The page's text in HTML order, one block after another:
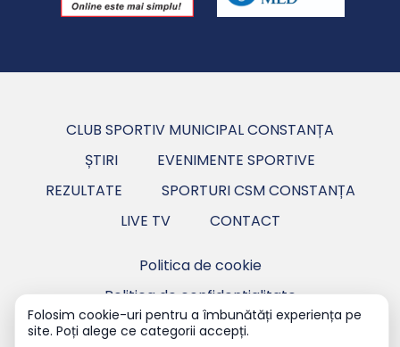
CLUB SPORTIV MUNICIPAL CONSTANȚA
ȘTIRI
EVENIMENTE SPORTIVE
REZULTATE
SPORTURI CSM CONSTANȚA
LIVE TV
CONTACT
Politica de cookie
Politica de confidentialitate
Copyright ©2026 CSM Constanța - Club Sportiv
Folosim cookie-uri pentru a îmbunătăți experiența pe
site. Poți alege ce categorii accepți.